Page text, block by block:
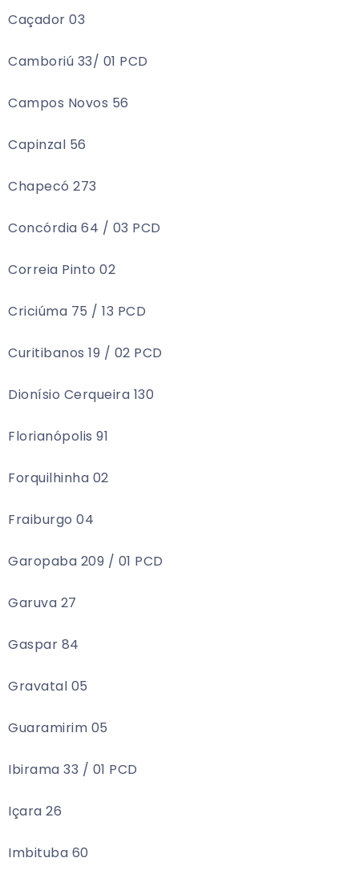
Caçador 03
Camboriú 33/ 01 PCD
Campos Novos 56
Capinzal 56
Chapecó 273
Concórdia 64 / 03 PCD
Correia Pinto 02
Criciúma 75 / 13 PCD
Curitibanos 19 / 02 PCD
Dionísio Cerqueira 130
Florianópolis 91
Forquilhinha 02
Fraiburgo 04
Garopaba 209 / 01 PCD
Garuva 27
Gaspar 84
Gravatal 05
Guaramirim 05
Ibirama 33 / 01 PCD
Içara 26
Imbituba 60